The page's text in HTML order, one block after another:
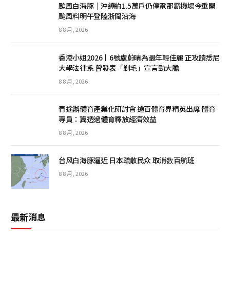
颱風白海豚｜沖繩約1.5萬戶仍停電那霸機場今重開
颱風料明午登陸浙閩沿海
8 8 月, 2026
香港小姐2026丨6號盧蔚晴為最年輕佳麗 正攻讀悉尼
大學法律系 曾發表「剃毛」宣言勁大膽
8 8 月, 2026
青途辦體育產業化研討會 逾百體育界精英出席 體育
專員：冀透過體育釋放經濟效益
8 8 月, 2026
台风白海豚逼近 日本疏散民众 取消数百航班
8 8 月, 2026
最新消息